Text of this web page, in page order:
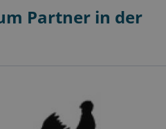
Partner in der